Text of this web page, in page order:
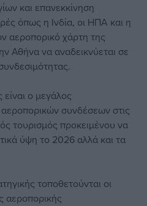
και επανεκκίνηση
όπως η Ινδία, οι ΗΠΑ και η
αεροπορικό χάρτη της
Αθήνα να αναδεικνύεται σε
ο μεγάλος
συνδέσεων στις
τουρισμός προκειμένου να
ύψη το 2026 αλλά και τα
τοποθετούνται οι
αεροπορικής